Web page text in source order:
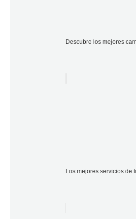
Descubre los mejores
Los mejores servicios de